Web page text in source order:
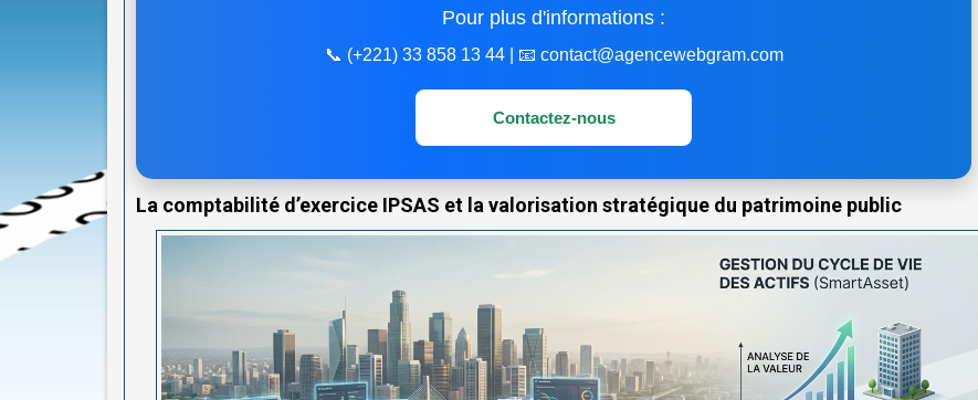
Pour plus d'informations :
📞 (+221) 33 858 13 44 | 📧 contact@agencewebgram.com
Contactez-nous
La comptabilité d’exercice IPSAS et la valorisation stratégique du patrimoine public